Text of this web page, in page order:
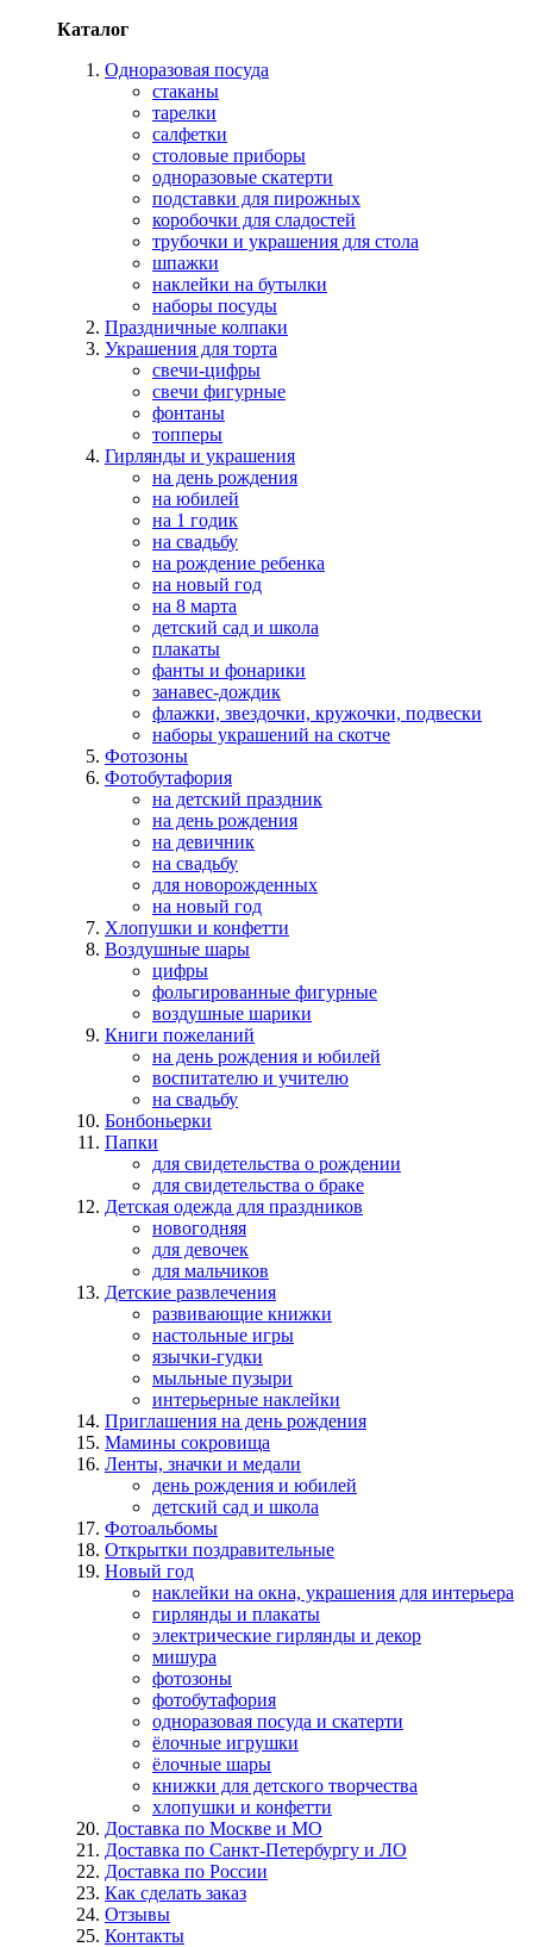
Каталог
Одноразовая посуда
стаканы
тарелки
салфетки
столовые приборы
одноразовые скатерти
подставки для пирожных
коробочки для сладостей
трубочки и украшения для стола
шпажки
наклейки на бутылки
наборы посуды
Праздничные колпаки
Украшения для торта
свечи-цифры
свечи фигурные
фонтаны
топперы
Гирлянды и украшения
на день рождения
на юбилей
на 1 годик
на свадьбу
на рождение ребенка
на новый год
на 8 марта
детский сад и школа
плакаты
фанты и фонарики
занавес-дождик
флажки, звездочки, кружочки, подвески
наборы украшений на скотче
Фотозоны
Фотобутафория
на детский праздник
на день рождения
на девичник
на свадьбу
для новорожденных
на новый год
Хлопушки и конфетти
Воздушные шары
цифры
фольгированные фигурные
воздушные шарики
Книги пожеланий
на день рождения и юбилей
воспитателю и учителю
на свадьбу
Бонбоньерки
Папки
для свидетельства о рождении
для свидетельства о браке
Детская одежда для праздников
новогодняя
для девочек
для мальчиков
Детские развлечения
развивающие книжки
настольные игры
язычки-гудки
мыльные пузыри
интерьерные наклейки
Приглашения на день рождения
Мамины сокровища
Ленты, значки и медали
день рождения и юбилей
детский сад и школа
Фотоальбомы
Открытки поздравительные
Новый год
наклейки на окна, украшения для интерьера
гирлянды и плакаты
электрические гирлянды и декор
мишура
фотозоны
фотобутафория
одноразовая посуда и скатерти
ёлочные игрушки
ёлочные шары
книжки для детского творчества
хлопушки и конфетти
Доставка по Москве и МО
Доставка по Санкт-Петербургу и ЛО
Доставка по России
Как сделать заказ
Отзывы
Контакты